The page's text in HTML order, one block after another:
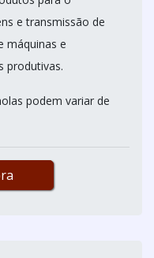
e transmissão de
máquinas e
produtivas.
podem variar de